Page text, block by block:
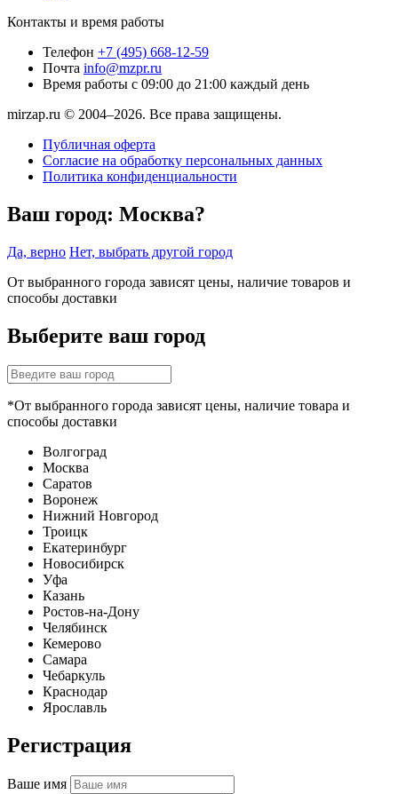
Контакты и время работы
Телефон +7 (495) 668-12-59
Почта info@mzpr.ru
Время работы с 09:00 до 21:00 каждый день
mirzap.ru © 2004–2026. Все права защищены.
Публичная оферта
Согласие на обработку персональных данных
Политика конфиденциальности
Ваш город: Москва?
Да, верно Нет, выбрать другой город
От выбранного города зависят цены, наличие товаров и
способы доставки
Выберите ваш город
*От выбранного города зависят цены, наличие товара и
способы доставки
Волгоград
Москва
Саратов
Воронеж
Нижний Новгород
Троицк
Екатеринбург
Новосибирск
Уфа
Казань
Ростов-на-Дону
Челябинск
Кемерово
Самара
Чебаркуль
Краснодар
Ярославль
Регистрация
Ваше имя